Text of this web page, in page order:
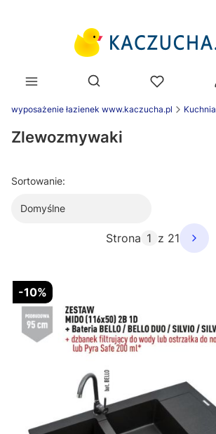
Otwórz wyszukiwarkę
wyposażenie łazienek www.kaczucha.pl Kuchnia
Zlewozmywaki
Sortowanie:
Domyślne
Strona z 21
-10%